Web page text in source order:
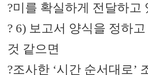
?미를 확실하게 전달하고
? 6) 보고서 양식을 정하
것 같으면
?조사한 ‘시간 순서대로’